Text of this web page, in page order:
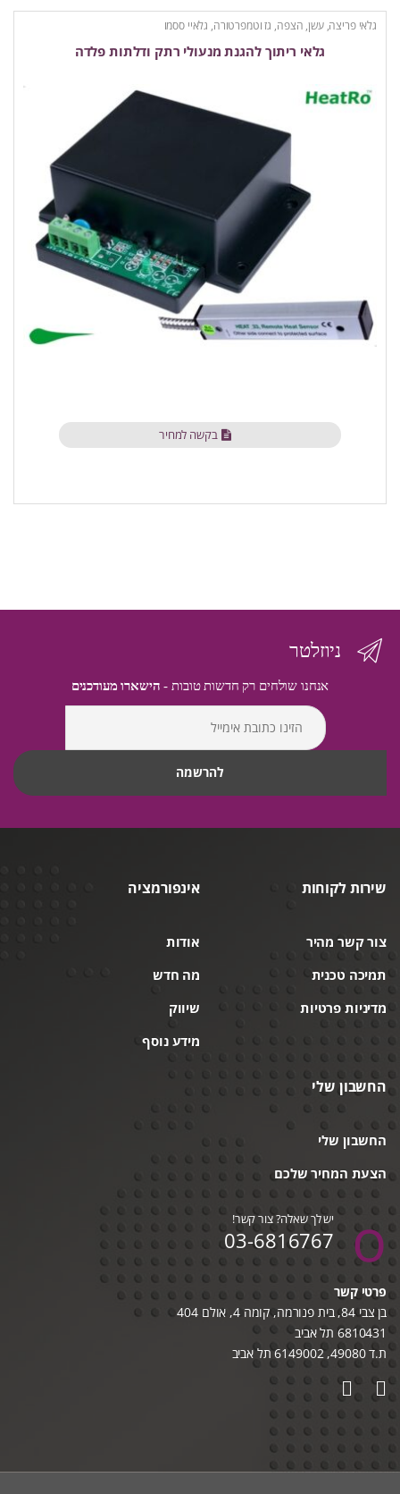
גלאי פריצה, עשן, הצפה, גז וטמפרטורה, גלאיי ססמו
גלאי ריתוך להגנת מנעולי רתק ודלתות פלדה
בקשה למחיר
ניוזלטר
אנחנו שולחים רק חדשות טובות - הישארו מעודכנים
שירות לקוחות
צור קשר מהיר
תמיכה טכנית
מדיניות פרטיות
אינפורמציה
אודות
מה חדש
שיווק
מידע נוסף
החשבון שלי
החשבון שלי
הצעת המחיר שלכם
יש לך שאלה? צור קשר!
03-6816767
פרטי קשר
בן צבי 84, בית פנורמה, קומה 4, אולם 404
6810431 תל אביב
ת.ד 49080, 6149002 תל אביב